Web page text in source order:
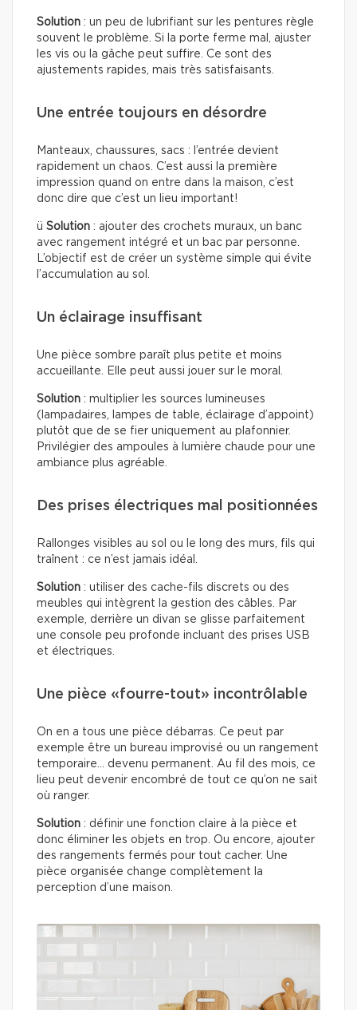
Solution : un peu de lubrifiant sur les pentures règle
souvent le problème. Si la porte ferme mal, ajuster
les vis ou la gâche peut suffire. Ce sont des
ajustements rapides, mais très satisfaisants.
Une entrée toujours en désordre
Manteaux, chaussures, sacs : l’entrée devient
rapidement un chaos. C’est aussi la première
impression quand on entre dans la maison, c’est
donc dire que c’est un lieu important!
ü Solution : ajouter des crochets muraux, un banc
avec rangement intégré et un bac par personne.
L’objectif est de créer un système simple qui évite
l’accumulation au sol.
Un éclairage insuffisant
Une pièce sombre paraît plus petite et moins
accueillante. Elle peut aussi jouer sur le moral.
Solution : multiplier les sources lumineuses
(lampadaires, lampes de table, éclairage d’appoint)
plutôt que de se fier uniquement au plafonnier.
Privilégier des ampoules à lumière chaude pour une
ambiance plus agréable.
Des prises électriques mal positionnées
Rallonges visibles au sol ou le long des murs, fils qui
traînent : ce n’est jamais idéal.
Solution : utiliser des cache-fils discrets ou des
meubles qui intègrent la gestion des câbles. Par
exemple, derrière un divan se glisse parfaitement
une console peu profonde incluant des prises USB
et électriques.
Une pièce «fourre-tout» incontrôlable
On en a tous une pièce débarras. Ce peut par
exemple être un bureau improvisé ou un rangement
temporaire… devenu permanent. Au fil des mois, ce
lieu peut devenir encombré de tout ce qu’on ne sait
où ranger.
Solution : définir une fonction claire à la pièce et
donc éliminer les objets en trop. Ou encore, ajouter
des rangements fermés pour tout cacher. Une
pièce organisée change complètement la
perception d’une maison.